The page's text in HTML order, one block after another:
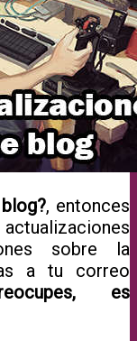
, entonces
sobre la
a tu correo
es